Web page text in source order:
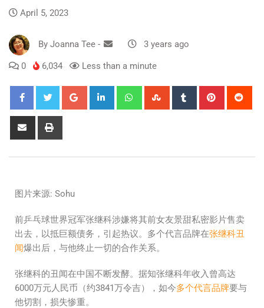
April 5, 2023
By Joanna Tee - 3 years ago
0 6,034 Less than a minute
图片来源: Sohu
前乒乓球世界冠军张继科涉嫌将其前女友景甜私密影片售卖
出去，以抵巨额债务，引起热议。多个代言品牌在张继科丑
闻爆出后，与他终止一切的合作关系。
张继科的丑闻在中国不断发酵。据知张继科年收入曾高达
6000万元人民币（约3841万令吉），如今多个代言品牌要与
他切割，损失惨重。